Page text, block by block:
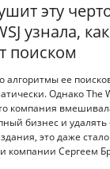
эту
узнала,
поиском
алгоритмы ее
Однако The
компания
бизнес и
это даже
компании Сергеем